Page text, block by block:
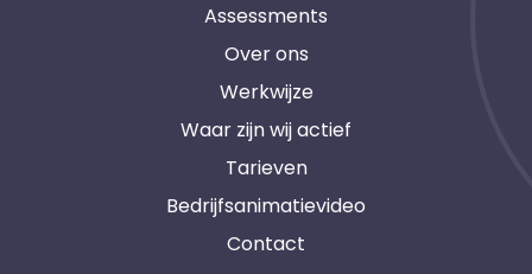
Assessments
Over ons
Werkwijze
Waar zijn wij actief
Tarieven
Bedrijfsanimatievideo
Contact